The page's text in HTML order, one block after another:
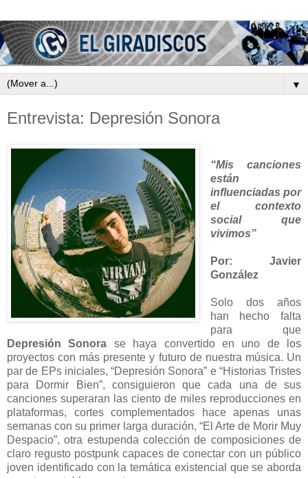
▼
Entrevista: Depresión Sonora
“Mis canciones
están
influenciadas por
el contexto
social que
vivimos”
Por: Javier
González
Solo dos años
han hecho falta
para que
Depresión Sonora se haya convertido en uno de los
proyectos con más presente y futuro de nuestra música. Un
par de EPs iniciales, “Depresión Sonora” e “Historias Tristes
para Dormir Bien”, consiguieron que cada una de sus
canciones superaran las ciento de miles reproducciones en
plataformas, cortes complementados hace apenas unas
semanas con su primer larga duración, “El Arte de Morir Muy
Despacio”, otra estupenda colección de composiciones de
claro regusto postpunk capaces de conectar con un público
joven identificado con la temática existencial que se aborda